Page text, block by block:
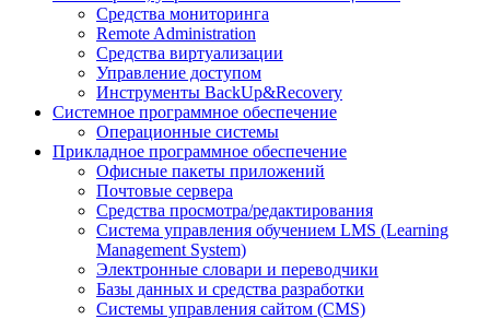
Средства мониторинга
Remote Administration
Средства виртуализации
Управление доступом
Инструменты BackUp&Recovery
Системное программное обеспечение
Операционные системы
Прикладное программное обеспечение
Офисные пакеты приложений
Почтовые сервера
Средства просмотра/редактирования
Система управления обучением LMS (Learning
Management System)
Электронные словари и переводчики
Базы данных и средства разработки
Системы управления сайтом (CMS)